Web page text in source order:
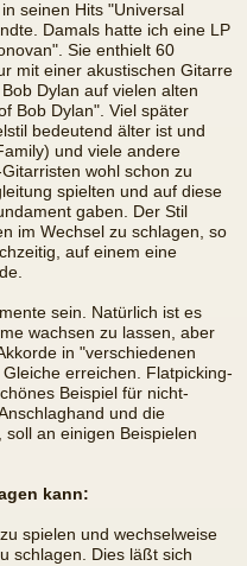
seinen Hits "Universal
Damals hatte ich eine LP
Sie enthielt 60
mit einer akustischen Gitarre
Dylan auf vielen alten
Bob Dylan". Viel später
bedeutend älter ist und
und viele andere
wohl schon zu
spielten und auf diese
gaben. Der Stil
im Wechsel zu schlagen, so
auf einem eine
sein. Natürlich ist es
wachsen zu lassen, aber
in "verschiedenen
erreichen. Flatpicking-
Beispiel für nicht-
und die
an einigen Beispielen
kann:
spielen und wechselweise
schlagen. Dies läßt sich